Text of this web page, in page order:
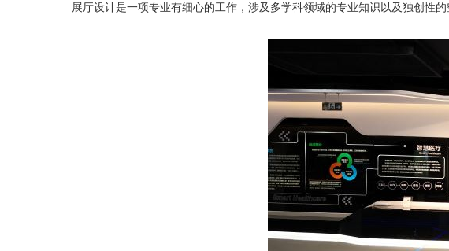
展厅设计是一项专业有细心的工作，涉及多学科领域的专业知识以及独创性